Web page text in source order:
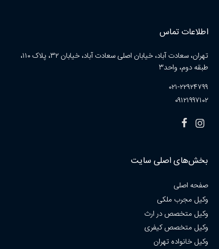
اطلاعات تماس
تهران، سعادت آباد، خیابان اصلی سعادت آباد، خیابان ۳۲، پلاک ۱۱۰،
طبقه دوم، واحد۳
۰۲۱-۲۲۹۲۴۷۹۹
۰۹۱۲۱۹۹۷۱۰۲
بخش‌های اصلی سایت
صفحه اصلی
وکیل مجرب ملکی
وکیل متخصص در ارث
وکیل متخصص کیفری
وکیل خانواده تهران